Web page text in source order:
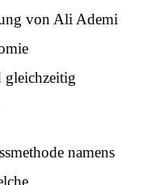
von Ali Ademi
gleichzeitig
namens